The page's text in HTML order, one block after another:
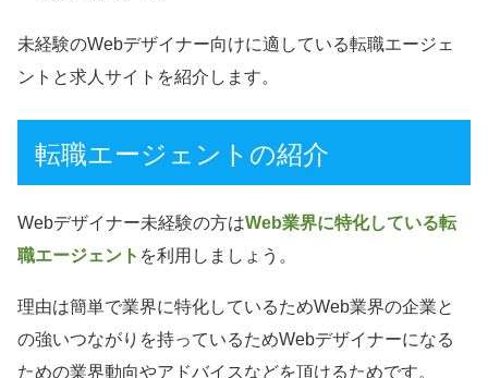
未経験のWebデザイナー向けに適している転職エージェ
ントと求人サイトを紹介します。
転職エージェントの紹介
Webデザイナー未経験の方はWeb業界に特化している転
職エージェント を利用しましょう。
理由は簡単で業界に特化しているためWeb業界の企業と
の強いつながりを持っているためWebデザイナーになる
ための業界動向やアドバイスなどを頂けるためです。